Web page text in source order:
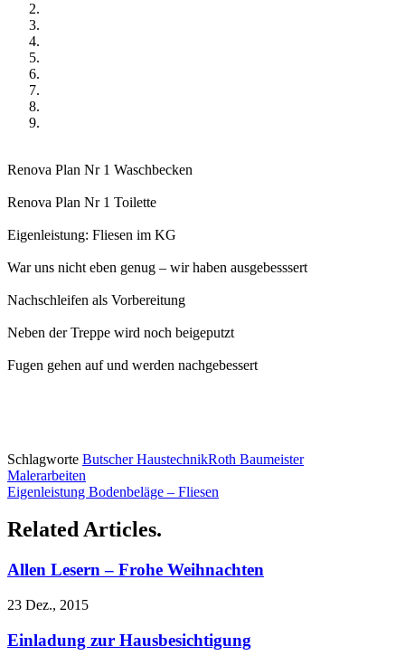
Renova Plan Nr 1 Waschbecken
Renova Plan Nr 1 Toilette
Eigenleistung: Fliesen im KG
War uns nicht eben genug – wir haben ausgebesssert
Nachschleifen als Vorbereitung
Neben der Treppe wird noch beigeputzt
Fugen gehen auf und werden nachgebessert
Schlagworte Butscher HaustechnikRoth Baumeister
Malerarbeiten
Eigenleistung Bodenbeläge – Fliesen
Related Articles.
Allen Lesern – Frohe Weihnachten
23 Dez., 2015
Einladung zur Hausbesichtigung